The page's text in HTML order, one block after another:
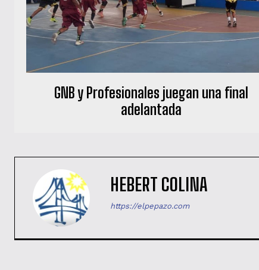
GNB y Profesionales juegan una final
adelantada
HEBERT COLINA
https://elpepazo.com